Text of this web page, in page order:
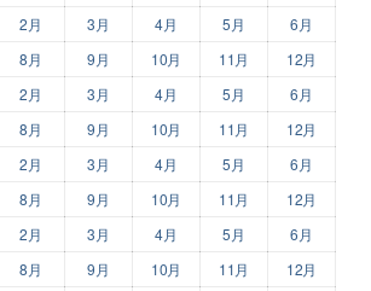
2月 3月 4月 5月
6月
8月 9月 10月 11月 12月
2月 3月 4月 5月
6月
8月 9月 10月 11月 12月
2月 3月 4月 5月
6月
8月 9月 10月 11月 12月
2月 3月 4月 5月
6月
8月 9月 10月 11月 12月